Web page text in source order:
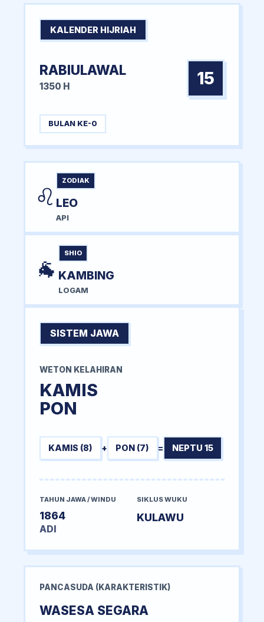
KALENDER HIJRIAH
RABIULAWAL
1350 H 15
BULAN KE-0
♌
ZODIAK
LEO
API
🐐
SHIO
KAMBING
LOGAM
SISTEM JAWA
WETON KELAHIRAN
KAMIS
PON
KAMIS (8) + PON (7) = NEPTU 15
TAHUN JAWA / WINDU
1864
ADI
SIKLUS WUKU
KULAWU
PANCASUDA (KARAKTERISTIK)
WASESA SEGARA